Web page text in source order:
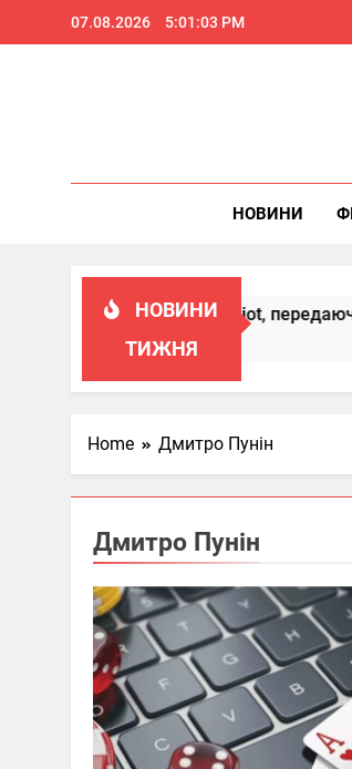
07.08.2026 5:01:04 PM
НОВИНИ
НОВИНИ
ТИЖНЯ
Patriot, передаючи дані
Home Дмитро Пунін
Дмитро Пунін